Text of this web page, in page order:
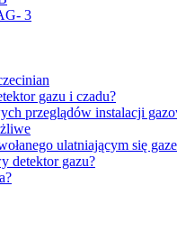
3
gazu i czadu?
przeglądów instalacji
ulatniającym się
detektor gazu?